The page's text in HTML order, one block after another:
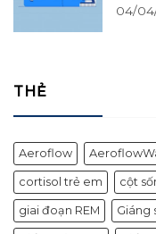
04/
THẺ
Aeroflow
cortisol trẻ em cột
giai đoạn REM Giáng